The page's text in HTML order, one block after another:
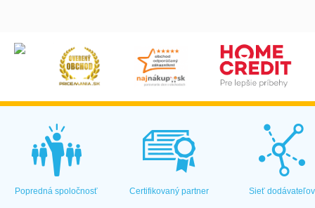
Popredná spoločnosť Certifikovaný partner Sieť dodávateľov